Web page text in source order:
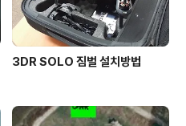
3DR SOLO 짐벌 설치방법